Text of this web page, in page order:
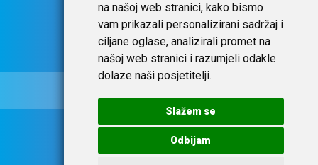
na našoj web stranici, kako bismo
vam prikazali personalizirani sadržaj i
ciljane oglase, analizirali promet na
našoj web stranici i razumjeli odakle
dolaze naši posjetitelji.
Slažem se
Odbijam